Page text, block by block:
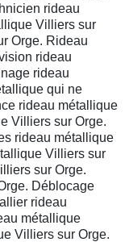
rideau
Villiers sur
Orge. Rideau
rideau
rideau
qui ne
rideau métallique
Villiers sur Orge.
rideau métallique
Villiers sur
sur Orge.
Déblocage
rideau
métallique
Villiers sur Orge.